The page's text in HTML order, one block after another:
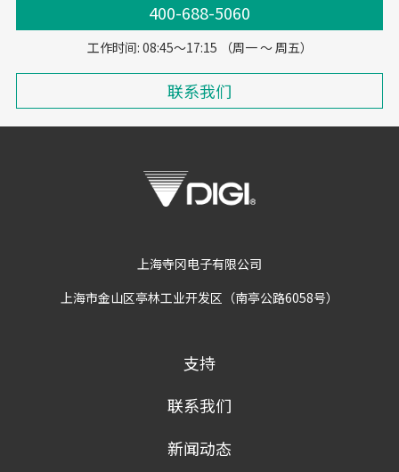
400-688-5060
工作时间: 08:45～17:15 （周一 ～ 周五）
联系我们
上海寺冈电子有限公司
上海市金山区亭林工业开发区（南亭公路6058号）
支持
联系我们
新闻动态